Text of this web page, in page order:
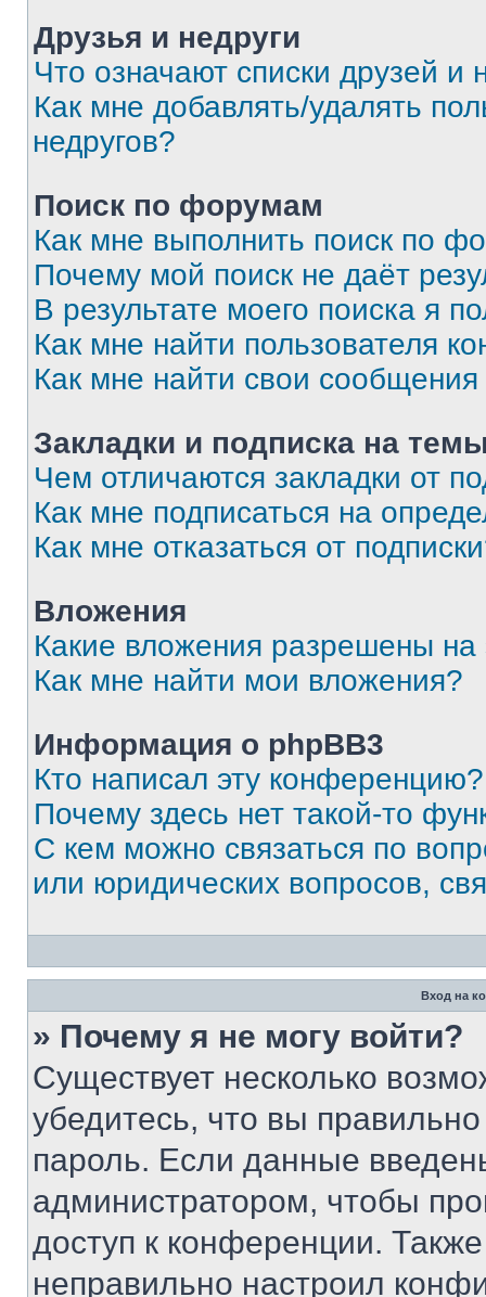
Друзья и недруги
Что означают списки друзей и
Как мне добавлять/удалять
недругов?
Поиск по форумам
Как мне выполнить поиск по
Почему мой поиск не даёт
В результате моего поиска я
Как мне найти пользователя
Как мне найти свои
Закладки и подписка на
Чем отличаются закладки от
Как мне подписаться на
Как мне отказаться от
Вложения
Какие вложения разрешены
Как мне найти мои вложения?
Информация о phpBB3
Кто написал эту конференцию?
Почему здесь нет такой-то
С кем можно связаться по
или юридических вопросов,
Вход на
» Почему я не могу войти?
Существует несколько
убедитесь, что вы
пароль. Если данные
администратором, чтобы
доступ к конференции.
неправильно настроил